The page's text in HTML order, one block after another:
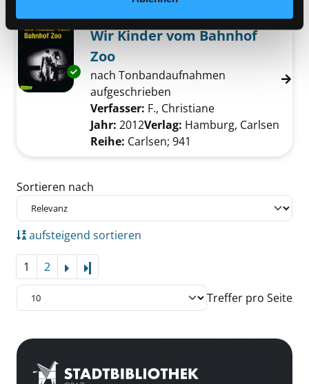
Exemplar-Details von Wir Kinder vom
Mediengruppe:Jugendbuch
Wir Kinder vom Bahnhof
Zoo
nach Tonbandaufnahmen
aufgeschrieben
Verfasser: F., Christiane
Jahr: 2012Verlag: Hamburg, Carlsen
Reihe: Carlsen; 941
Zu den Suchfiltern springen
Sortieren nach
aufsteigend sortieren
1 2
Treffer pro Seite